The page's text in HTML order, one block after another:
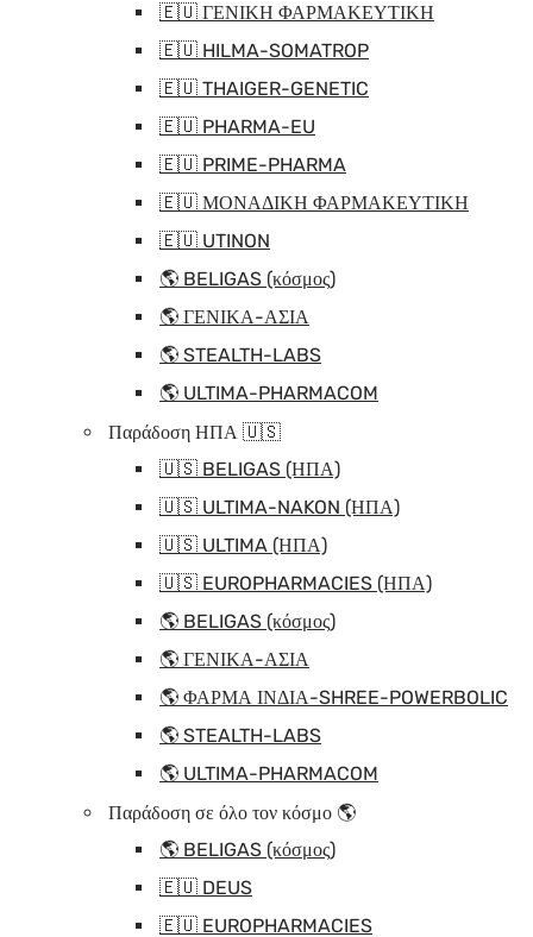
🇪🇺 ΓΕΝΙΚΗ ΦΑΡΜΑΚΕΥΤΙΚΗ
🇪🇺 HILMA-SOMATROP
🇪🇺 THAIGER-GENETIC
🇪🇺 PHARMA-EU
🇪🇺 PRIME-PHARMA
🇪🇺 ΜΟΝΑΔΙΚΗ ΦΑΡΜΑΚΕΥΤΙΚΗ
🇪🇺 UTINON
🌎 BELIGAS (κόσμος)
🌎 ΓΕΝΙΚΑ-ΑΣΙΑ
🌎 STEALTH-LABS
🌎 ULTIMA-PHARMACOM
Παράδοση ΗΠΑ 🇺🇸
🇺🇸 BELIGAS (ΗΠΑ)
🇺🇸 ULTIMA-NAKON (ΗΠΑ)
🇺🇸 ULTIMA (ΗΠΑ)
🇺🇸 EUROPHARMACIES (ΗΠΑ)
🌎 BELIGAS (κόσμος)
🌎 ΓΕΝΙΚΑ-ΑΣΙΑ
🌎 ΦΑΡΜΑ ΙΝΔΙΑ-SHREE-POWERBOLIC
🌎 STEALTH-LABS
🌎 ULTIMA-PHARMACOM
Παράδοση σε όλο τον κόσμο 🌎
🌎 BELIGAS (κόσμος)
🇪🇺 DEUS
🇪🇺 EUROPHARMACIES